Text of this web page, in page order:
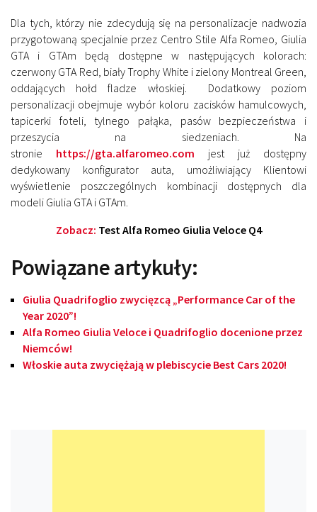
Dla tych, którzy nie zdecydują się na personalizacje nadwozia
przygotowaną specjalnie przez Centro Stile Alfa Romeo, Giulia
GTA i GTAm będą dostępne w następujących kolorach:
czerwony GTA Red, biały Trophy White i zielony Montreal Green,
oddających hołd fladze włoskiej. Dodatkowy poziom
personalizacji obejmuje wybór koloru zacisków hamulcowych,
tapicerki foteli, tylnego pałąka, pasów bezpieczeństwa i
przeszycia na siedzeniach. Na
stronie https://gta.alfaromeo.com jest już dostępny
dedykowany konfigurator auta, umożliwiający Klientowi
wyświetlenie poszczególnych kombinacji dostępnych dla
modeli Giulia GTA i GTAm.
Zobacz: Test Alfa Romeo Giulia Veloce Q4
Powiązane artykuły:
Giulia Quadrifoglio zwycięzcą „Performance Car of the
Year 2020”!
Alfa Romeo Giulia Veloce i Quadrifoglio docenione przez
Niemców!
Włoskie auta zwyciężają w plebiscycie Best Cars 2020!